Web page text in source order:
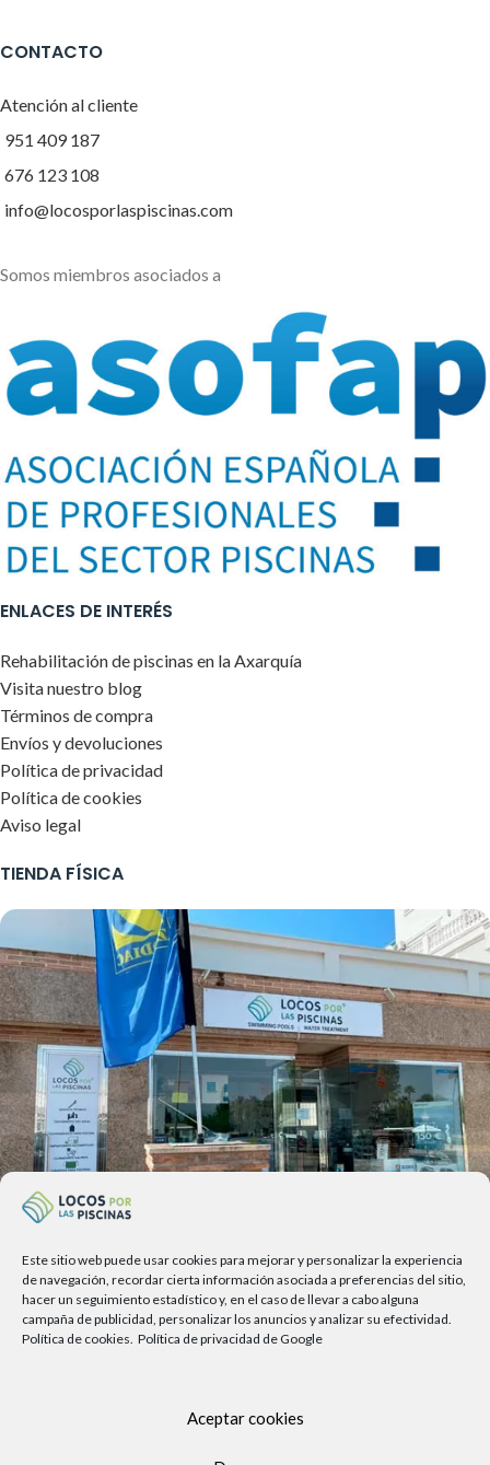
Este sitio web puede usar cookies para mejorar y personalizar la experiencia
de navegación, recordar cierta información asociada a preferencias del sitio,
hacer un seguimiento estadístico y, en el caso de llevar a cabo alguna
campaña de publicidad, personalizar los anuncios y analizar su efectividad.
Política de cookies. Política de privacidad de Google
Aceptar cookies
CONTACTO
Atención al cliente
951 409 187
676 123 108
info@locosporlaspiscinas.com
Somos miembros asociados a
ENLACES DE INTERÉS
Rehabilitación de piscinas en la Axarquía
Visita nuestro blog
Términos de compra
Envíos y devoluciones
Política de privacidad
Política de cookies
Aviso legal
TIENDA FÍSICA
Av. del Sol, 2, local 6,
29740 Torre del Mar, Málaga
Lunes a viernes